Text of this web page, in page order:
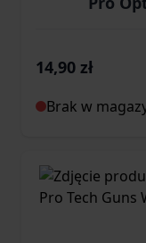
14,90 zł
Brak w